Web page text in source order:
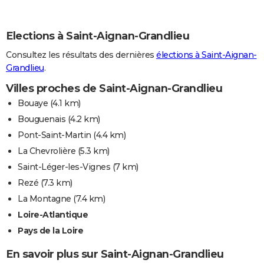
Elections à Saint-Aignan-Grandlieu
Consultez les résultats des dernières élections à Saint-Aignan-
Grandlieu.
Villes proches de Saint-Aignan-Grandlieu
Bouaye (4.1 km)
Bouguenais (4.2 km)
Pont-Saint-Martin (4.4 km)
La Chevrolière (5.3 km)
Saint-Léger-les-Vignes (7 km)
Rezé (7.3 km)
La Montagne (7.4 km)
Loire-Atlantique
Pays de la Loire
En savoir plus sur Saint-Aignan-Grandlieu